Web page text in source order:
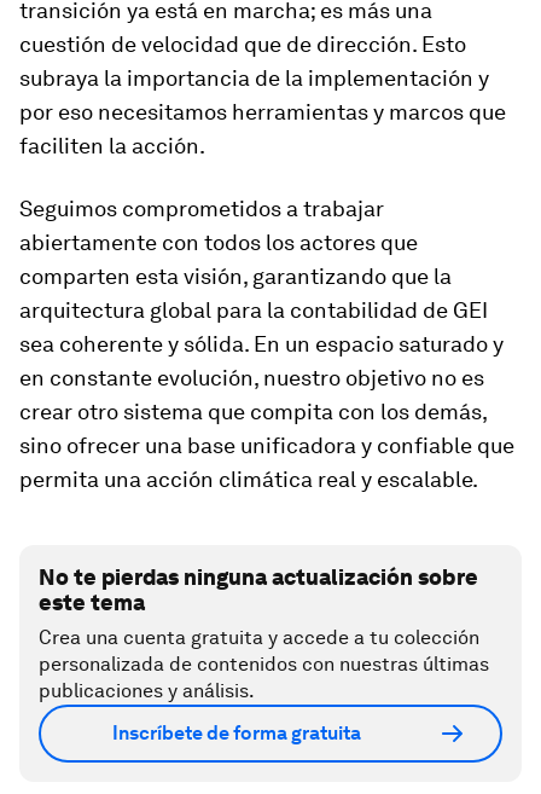
transición ya está en marcha; es más una
cuestión de velocidad que de dirección. Esto
subraya la importancia de la implementación y
por eso necesitamos herramientas y marcos que
faciliten la acción.
Seguimos comprometidos a trabajar
abiertamente con todos los actores que
comparten esta visión, garantizando que la
arquitectura global para la contabilidad de GEI
sea coherente y sólida. En un espacio saturado y
en constante evolución, nuestro objetivo no es
crear otro sistema que compita con los demás,
sino ofrecer una base unificadora y confiable que
permita una acción climática real y escalable.
No te pierdas ninguna actualización sobre
este tema
Crea una cuenta gratuita y accede a tu colección
personalizada de contenidos con nuestras últimas
publicaciones y análisis.
Inscríbete de forma gratuita